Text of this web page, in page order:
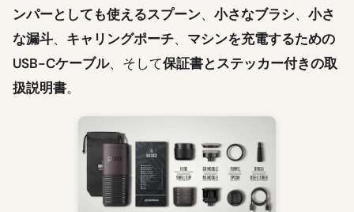
ンパーとしても使えるスプーン、 小さなブラシ、 小さ
な漏斗、 キャリングポーチ、 マシンを充電するための
USB-Cケーブル、そして保証書とステッカー付きの取
扱説明書。